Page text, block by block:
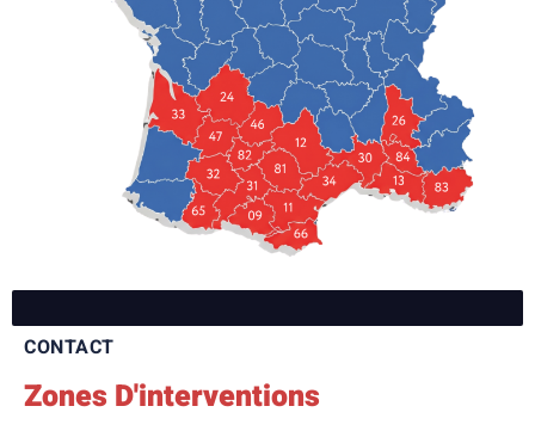
CONTACT
Zones D'interventions